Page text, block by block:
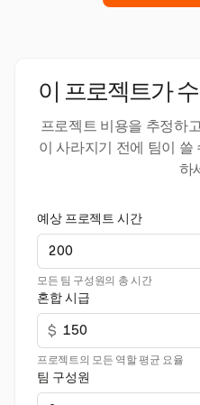
이 프로젝트가
프로젝트 비용을 추정하
이 사라지기 전에 팀이 쓸
하
예상 프로젝트 시간
모든 팀 구성원의 총 시간
혼합 시급
$
프로젝트의 모든 역할 평균 요율
팀 구성원